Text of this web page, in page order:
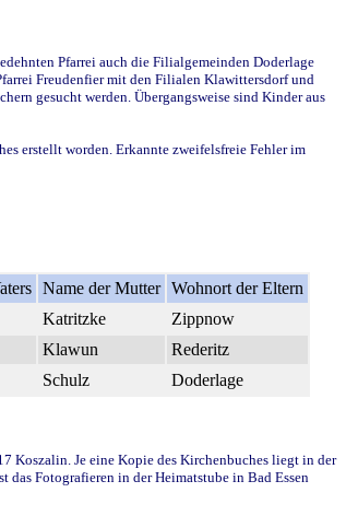
Pfarrei auch die Filialgemeinden Doderlage
Freudenfier mit den Filialen Klawittersdorf und
gesucht werden. Übergangsweise sind Kinder aus
erstellt worden. Erkannte zweifelsfreie Fehler im
Name der Mutter Wohnort der Eltern
Katritzke
Zippnow
Klawun
Rederitz
Schulz Doderlage
Koszalin. Je eine Kopie des Kirchenbuches liegt in der
das Fotografieren in der Heimatstube in Bad Essen